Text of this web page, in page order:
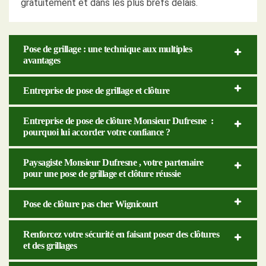
gratuitement et dans les plus brefs délais.
Pose de grillage : une technique aux multiples
avantages
Entreprise de pose de grillage et clôture
Entreprise de pose de clôture Monsieur Dufresne :
pourquoi lui accorder votre confiance ?
Paysagiste Monsieur Dufresne , votre partenaire
pour une pose de grillage et clôture réussie
Pose de clôture pas cher Wignicourt
Renforcez votre sécurité en faisant poser des clôtures
et des grillages